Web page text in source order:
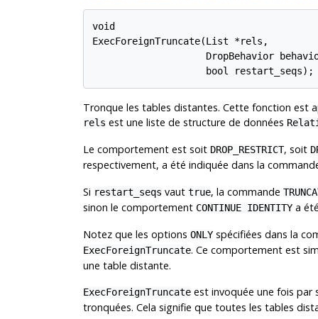
void
ExecForeignTruncate(List *rels,
DropBehavior
Tronque les tables distantes. Cette fonction est
rels est une liste de structure de données
Le comportement est soit DROP_RESTRICT, soit
respectivement, a été indiquée dans la
Si restart_seqs vaut true, la commande
sinon le comportement CONTINUE IDENTITYa
Notez que les options ONLYspécifiées dans la
ExecForeignTruncate. Ce comportement est
une table distante.
ExecForeignTruncateest invoquée une fois par
tronquées. Cela signifie que toutes les tables